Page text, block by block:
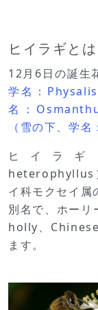
ヒイラギとは
12月6日の誕生
学名：
名：
（雪の下、学
ヒイラギ
heterophyllus
イ科モクセイ属
別名で、ホー
holly、
ます。